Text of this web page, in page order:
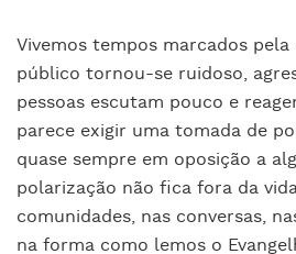
Vivemos tempos marcados pela
público tornou-se ruidoso,
pessoas escutam pouco e
parece exigir uma tomada de
quase sempre em oposição a
polarização não fica fora da
comunidades, nas conversas,
na forma como lemos o